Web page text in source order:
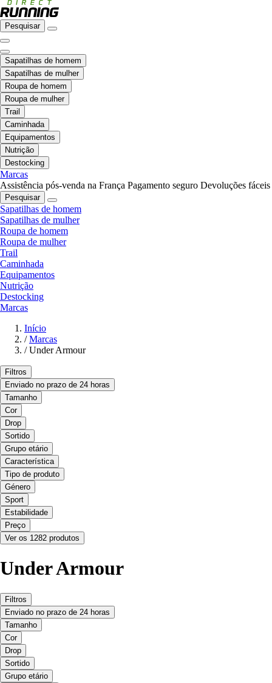
Pesquisar
Sapatilhas de homem
Sapatilhas de mulher
Roupa de homem
Roupa de mulher
Trail
Caminhada
Equipamentos
Nutrição
Destocking
Marcas
Assistência pós-venda na França Pagamento seguro Devoluções fáceis
Pesquisar
Sapatilhas de homem
Sapatilhas de mulher
Roupa de homem
Roupa de mulher
Trail
Caminhada
Equipamentos
Nutrição
Destocking
Marcas
Início
/ Marcas
/ Under Armour
Filtros
Enviado no prazo de 24 horas
Tamanho
Cor
Drop
Sortido
Grupo etário
Característica
Tipo de produto
Género
Sport
Estabilidade
Preço
Ver os 1282 produtos
Under Armour
Filtros
Enviado no prazo de 24 horas
Tamanho
Cor
Drop
Sortido
Grupo etário